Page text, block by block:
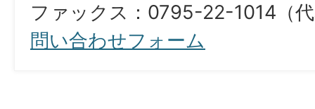
ファックス：0795-22-1014（
問い合わせフォーム